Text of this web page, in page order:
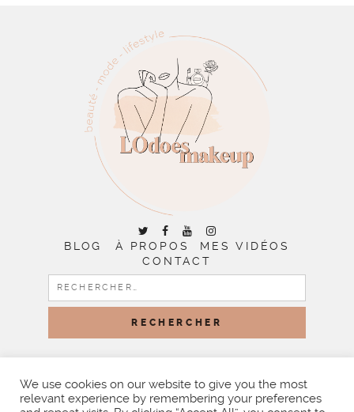
BLOG À PROPOS
MES VIDÉOS
CONTACT
RECHERCHER :
BY LITTLE THEME SHOP
We use cookies on our website to give you the most
relevant experience by remembering your preferences